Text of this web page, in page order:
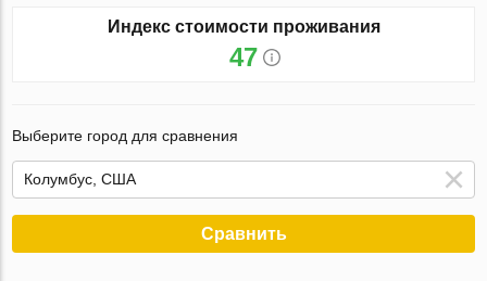
Индекс стоимости проживания
47
Выберите город для сравнения
Сравнить